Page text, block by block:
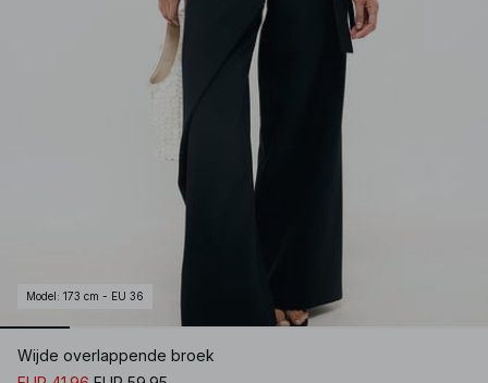
Model : 173 cm - EU 36
Wijde overlappende broek